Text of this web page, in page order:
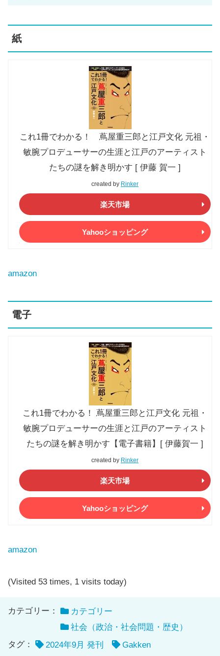
紙
これ1冊でわかる！ 蔦屋重三郎と江戸文化 元祖・
敏腕プロデューサーの生涯と江戸のアーティスト
たちの謎を解き明かす [ 伊藤 賀一 ]
created by Rinker
楽天市場
Yahooショッピング
amazon
電子
これ1冊でわかる！ 蔦屋重三郎と江戸文化 元祖・
敏腕プロデューサーの生涯と江戸のアーティスト
たちの謎を解き明かす【電子書籍】[ 伊藤賀一 ]
created by Rinker
楽天市場
Yahooショッピング
amazon
(Visited 53 times, 1 visits today)
カテゴリー：
カテゴリー
社会（政治・社会問題・歴史）
タグ：
2024年9月 発刊 Gakken